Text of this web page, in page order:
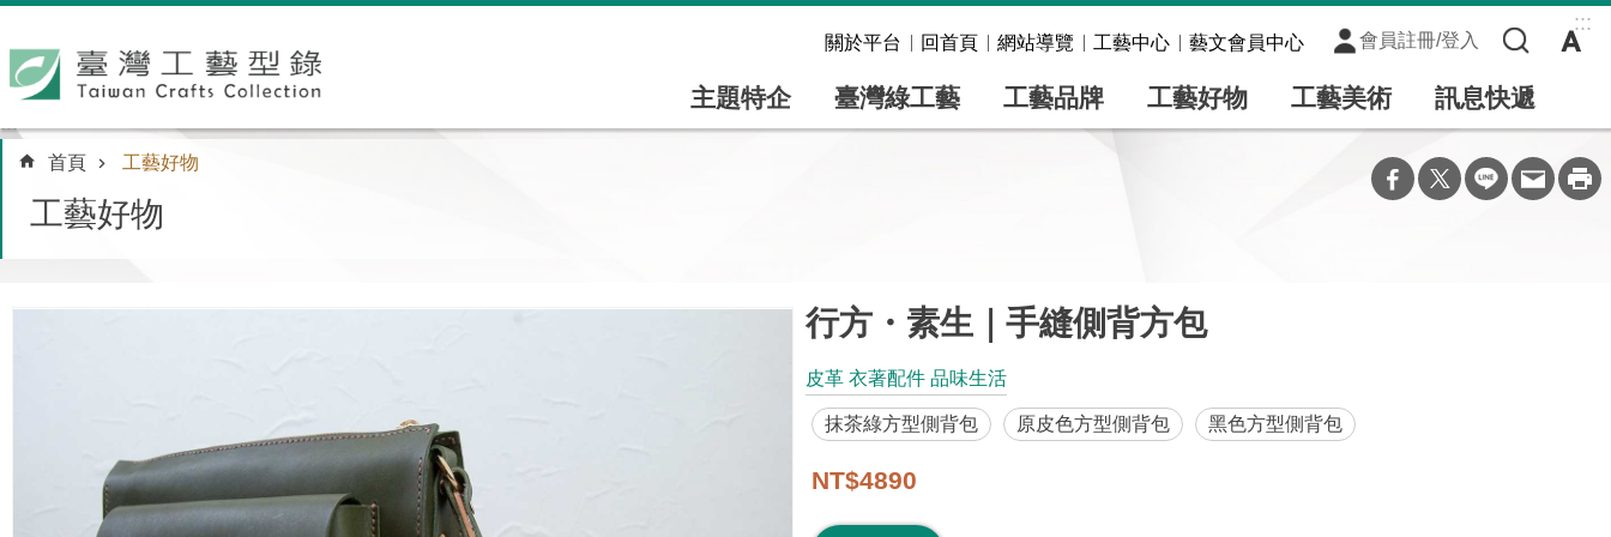
:::
關於平台 回首頁 網站導覽 工藝中心 藝文會員中心 會員註冊/登入
主題特企 臺灣綠工藝 工藝品牌 工藝好物 工藝美術 訊息快遞
:::
首頁 工藝好物
工藝好物
行方・素生｜手縫側背方包
皮革 衣著配件 品味生活
抹茶綠方型側背包 原皮色方型側背包 黑色方型側背包
NT$4890